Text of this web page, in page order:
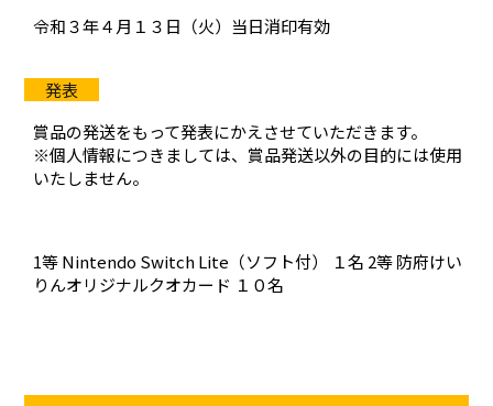
令和３年４月１３日（火）当日消印有効
賞品の発送をもって発表にかえさせていただきます。
※個人情報につきましては、賞品発送以外の目的には使用
いたしません。
1等 Nintendo Switch Lite（ソフト付） １名 2等 防府けい
りんオリジナルクオカード １０名